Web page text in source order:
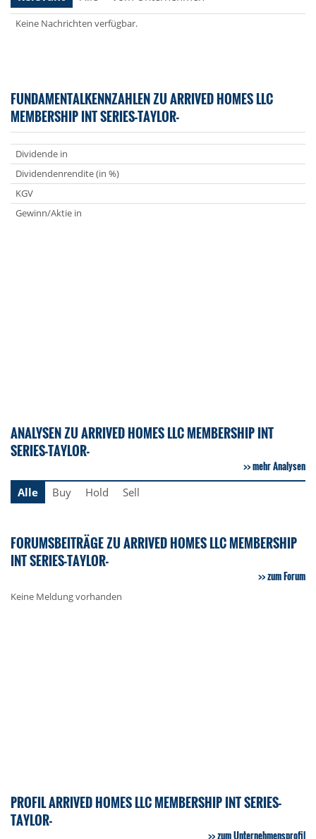
Keine Nachrichten verfügbar.
FUNDAMENTALKENNZAHLEN ZU ARRIVED HOMES LLC
MEMBERSHIP INT SERIES-TAYLOR-
Dividende in
Dividendenrendite (in %)
KGV
Gewinn/Aktie in
ANALYSEN ZU ARRIVED HOMES LLC MEMBERSHIP INT
SERIES-TAYLOR-
mehr Analysen
Alle
Buy Hold Sell
FORUMSBEITRÄGE ZU ARRIVED HOMES LLC MEMBERSHIP
INT SERIES-TAYLOR-
zum Forum
Keine Meldung vorhanden
PROFIL ARRIVED HOMES LLC MEMBERSHIP INT SERIES-
TAYLOR-
zum Unternehmensprofil